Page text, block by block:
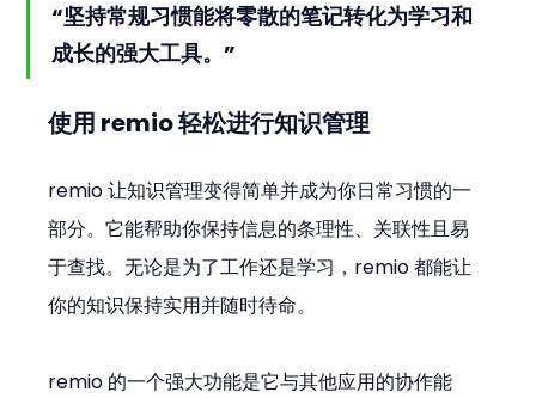
“坚持常规习惯能将零散的笔记转化为学习和
成长的强大工具。”
使用 remio 轻松进行知识管理
remio 让知识管理变得简单并成为你日常习惯的一
部分。它能帮助你保持信息的条理性、关联性且易
于查找。无论是为了工作还是学习，remio 都能让
你的知识保持实用并随时待命。
remio 的一个强大功能是它与其他应用的协作能